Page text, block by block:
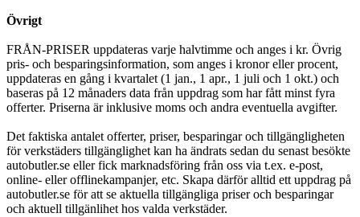
Övrigt
FRÅN-PRISER uppdateras varje halvtimme och anges i kr. Övrig
pris- och besparingsinformation, som anges i kronor eller procent,
uppdateras en gång i kvartalet (1 jan., 1 apr., 1 juli och 1 okt.) och
baseras på 12 månaders data från uppdrag som har fått minst fyra
offerter. Priserna är inklusive moms och andra eventuella avgifter.
Det faktiska antalet offerter, priser, besparingar och tillgängligheten
för verkstäders tillgänglighet kan ha ändrats sedan du senast besökte
autobutler.se eller fick marknadsföring från oss via t.ex. e-post,
online- eller offlinekampanjer, etc. Skapa därför alltid ett uppdrag på
autobutler.se för att se aktuella tillgängliga priser och besparingar
och aktuell tillgänlihet hos valda verkstäder.